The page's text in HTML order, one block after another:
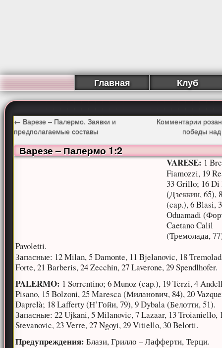
Главная Клуб
← Варезе – Палермо. Заявки и
предполагаемые составы
Комментарии
победы
Варезе – Палермо 1:2
VARESE: 1
Fiamozzi, 19
33 Grillo; 16 Di
(Дзеккин, 65),
(cap.), 6 Blasi,
Oduamadi
Caetano Calil
(Тремолада,
Pavoletti.
Запасные: 12 Milan, 5 Damonte, 11 Bjelanovic, 18
Forte, 21 Barberis, 24 Zecchin, 27 Laverone, 29 Spendlhofer.
PALERMO: 1 Sorrentino; 6 Munoz (cap.), 19 Terzi, 4
Pisano, 15 Bolzoni, 25 Maresca (Миланович, 84), 20
Daprelà; 18 Lafferty (Н’Гойи, 79), 9 Dybala (Белотти, 51).
Запасные: 22 Ujkani, 5 Milanovic, 7 Lazaar, 13 Troianiello,
Stevanovic, 23 Verre, 27 Ngoyi, 29 Vitiello, 30 Belotti.
Предупреждения: Блази, Грилло – Лафферти, Терци.